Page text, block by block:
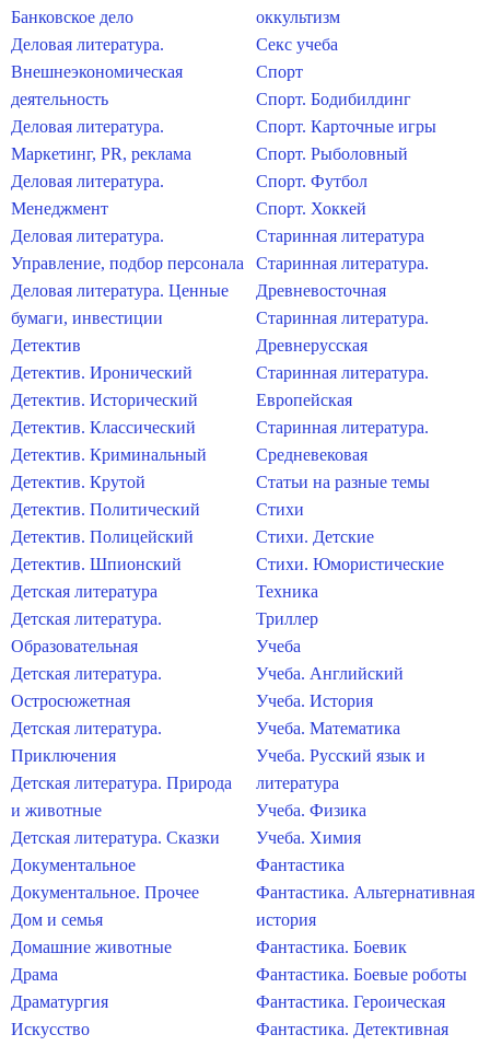
Банковское дело
Деловая литература.
Внешнеэкономическая
деятельность
Деловая литература.
Маркетинг, PR, реклама
Деловая литература.
Менеджмент
Деловая литература.
Управление, подбор персонала
Деловая литература. Ценные
бумаги, инвестиции
Детектив
Детектив. Иронический
Детектив. Исторический
Детектив. Классический
Детектив. Криминальный
Детектив. Крутой
Детектив. Политический
Детектив. Полицейский
Детектив. Шпионский
Детская литература
Детская литература.
Образовательная
Детская литература.
Остросюжетная
Детская литература.
Приключения
Детская литература. Природа
и животные
Детская литература. Сказки
Документальное
Документальное. Прочее
Дом и семья
Домашние животные
Драма
Драматургия
Искусство
оккультизм
Секс учеба
Спорт
Спорт. Бодибилдинг
Спорт. Карточные игры
Спорт. Рыболовный
Спорт. Футбол
Спорт. Хоккей
Старинная литература
Старинная литература.
Древневосточная
Старинная литература.
Древнерусская
Старинная литература.
Европейская
Старинная литература.
Средневековая
Статьи на разные темы
Стихи
Стихи. Детские
Стихи. Юмористические
Техника
Триллер
Учеба
Учеба. Английский
Учеба. История
Учеба. Математика
Учеба. Русский язык и
литература
Учеба. Физика
Учеба. Химия
Фантастика
Фантастика. Альтернативная
история
Фантастика. Боевик
Фантастика. Боевые роботы
Фантастика. Героическая
Фантастика. Детективная